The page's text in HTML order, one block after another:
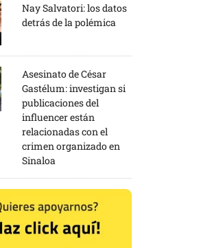
Nay Salvatori: los datos
detrás de la polémica
Asesinato de César
Gastélum: investigan si
publicaciones del
influencer están
relacionadas con el
crimen organizado en
Sinaloa